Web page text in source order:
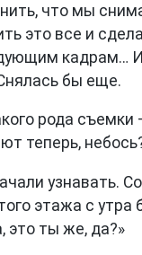
что мы
это все и
кадрам…
бы еще.
рода
теперь,
узнавать.
этажа с утра
это ты же, да?»